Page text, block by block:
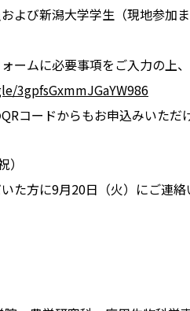
よび新潟大学学生（現地参加
ームに必要事項をご入力の上、
3gpfsGxmmJGaYW986
コードからもお申込みいただ
た方に9月20日（火）にご連絡